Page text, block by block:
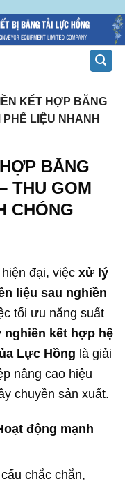
KẾT HỢP BĂNG
PHẾ LIỆU NHANH
BĂNG
THU GOM
CHÓNG
đại, việc xử lý
liệu sau nghiền
tối ưu năng suất
nghiền kết hợp hệ
Lực Hồng là giải
nâng cao hiệu
chuyền sản xuất.
động mạnh
chắc chắn,